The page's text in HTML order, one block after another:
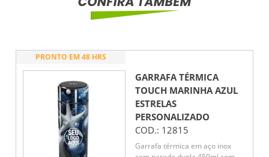
PRONTO EM 48 HRS
GARRAFA TÉRMICA
TOUCH MARINHA AZUL
ESTRELAS
PERSONALIZADO
COD.: 12815
Garrafa térmica em aço inox